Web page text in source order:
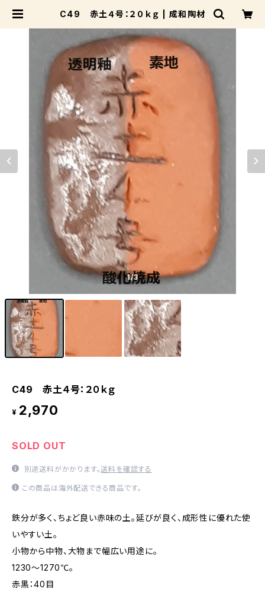
C49 赤土４号：２０ｋｇ | 成和陶材
1/3
C49 赤土４号：２０ｋｇ
¥ 2,970
SOLD OUT
別途送料がかかります。送料を確認する
この商品は海外配送できる商品です。
鉄分が多く、ちょど良い赤味の土。延びが良く、成形性に優れた使
いやすい土。
小物から中物、大物まで幅広い用途に。
1230～1270℃。
赤黒：40目